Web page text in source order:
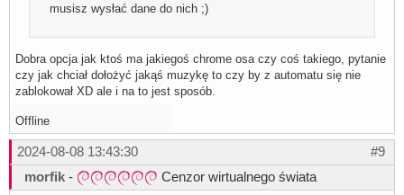
musisz wysłać dane do nich ;)
Dobra opcja jak ktoś ma jakiegoś chrome osa czy coś takiego, pytanie
czy jak chciał dołożyć jakąś muzykę to czy by z automatu się nie
zablokował XD ale i na to jest sposób.
Offline
#9
2024-08-08 13:43:30
morfik - Cenzor wirtualnego świata